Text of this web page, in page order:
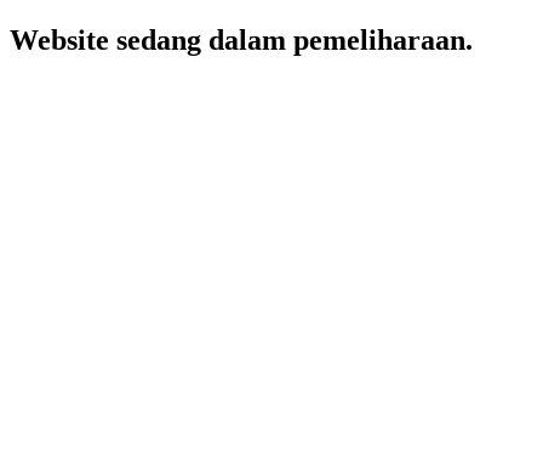
Website sedang dalam pemeliharaan.